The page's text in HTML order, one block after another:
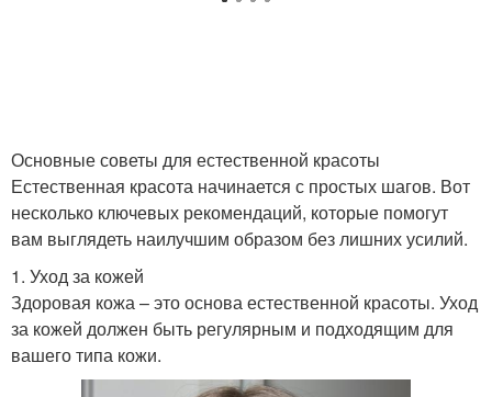
Основные советы для естественной красоты
Естественная красота начинается с простых шагов. Вот
несколько ключевых рекомендаций, которые помогут
вам выглядеть наилучшим образом без лишних усилий.
1. Уход за кожей
Здоровая кожа – это основа естественной красоты. Уход
за кожей должен быть регулярным и подходящим для
вашего типа кожи.